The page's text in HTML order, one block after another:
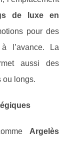
de luxe en
pour des
l’avance. La
aussi des
ou longs.
Argelès